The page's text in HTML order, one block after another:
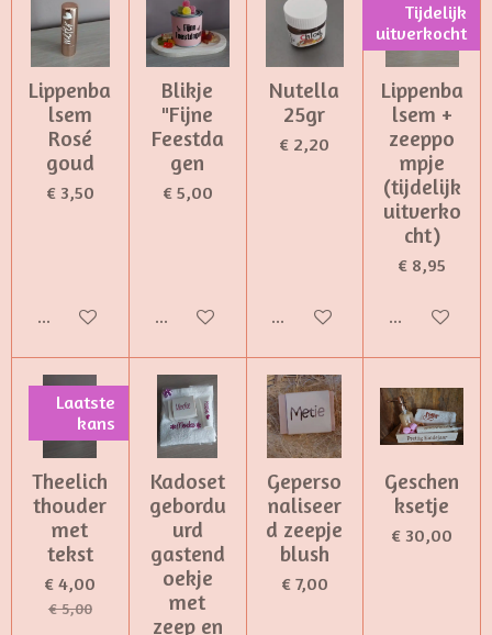
Lippenba
lsem
Rosé
goud
€ 3,50
Bekijk details
Blikje
"Fijne
Feestda
gen
€ 5,00
Bekijk details
Nutella
25gr
€ 2,20
Bekijk details
Tijdelijk
uitverkocht
Lippenba
lsem +
zeeppo
mpje
(tijdelijk
uitverko
cht)
€ 8,95
Bekijk
Laatste
kans
Theelich
thouder
met
tekst
€ 4,00
€ 5,00
Kadoset
gebordu
urd
gastend
oekje
met
zeep en
Geperso
naliseer
d zeepje
blush
€ 7,00
Geschen
ksetje
€ 30,00